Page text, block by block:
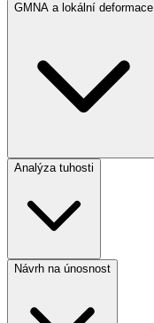
GMNA a lokální deformace
Analýza tuhosti
Návrh na únosnost